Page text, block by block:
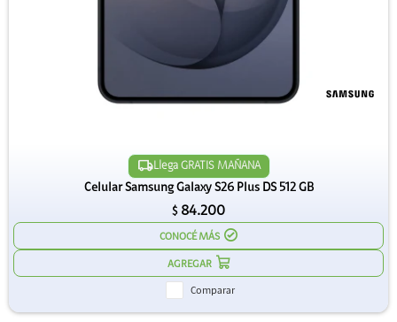
Llega GRATIS MAÑANA
Celular Samsung Galaxy S26 Plus DS 512 GB
$ 84.200
CONOCÉ MÁS
Comparar